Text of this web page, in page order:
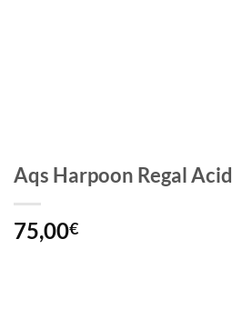
Aqs Harpoon Regal Acid
75,00€